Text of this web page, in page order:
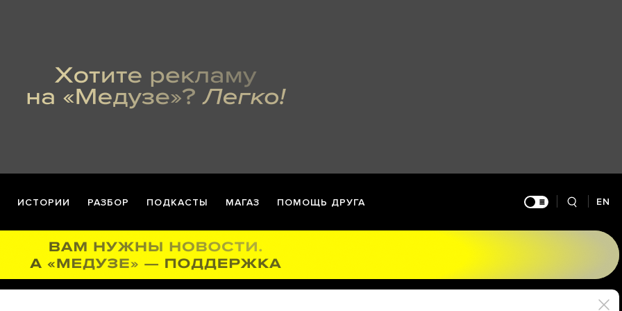
ИСТОРИИ РАЗБОР ПОДКАСТЫ МАГАЗ ПОМОЩЬ ДРУГА EN